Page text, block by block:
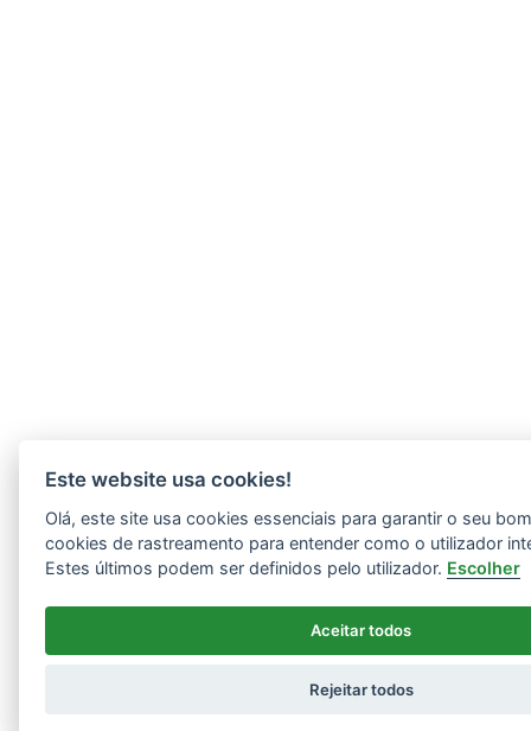
Este website usa cookies!
Olá, este site usa cookies essenciais para garantir o seu
cookies de rastreamento para entender como o utilizador
Estes últimos podem ser definidos pelo utilizador. Escolher
Aceitar todos
Rejeitar todos